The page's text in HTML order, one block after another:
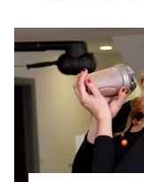
uspešnem
60 dneh smo se
bralcev pomagali
življenjskega